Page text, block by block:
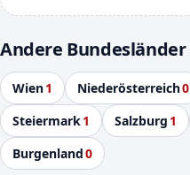
Andere Bundesländer
Wien1 Niederösterreich0
Steiermark1 Salzburg 1
Burgenland0